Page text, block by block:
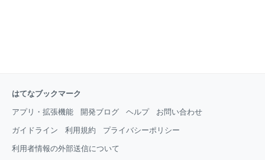
はてなブックマーク
アプリ・拡張機能 開発ブログ ヘルプ お問い合わせ
ガイドライン 利用規約 プライバシーポリシー
利用者情報の外部送信について